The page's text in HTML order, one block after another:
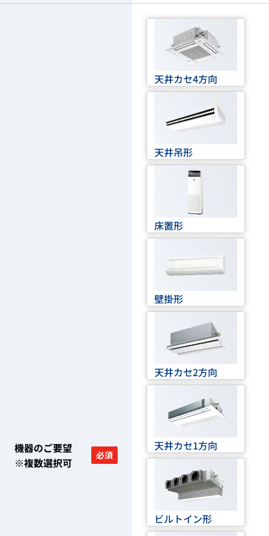
機器のご要望
※複数選択可
必須
天井カセ4方向
天井吊形
床置形
壁掛形
天井カセ2方向
天井カセ1方向
ビルトイン形